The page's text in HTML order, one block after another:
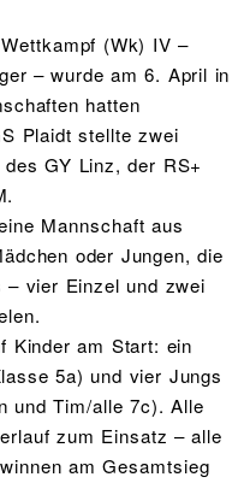
(Wk) IV –
– wurde am 6. April in
hatten
Plaidt stellte zwei
GY Linz, der RS+
Mannschaft aus
oder Jungen, die
vier Einzel und zwei
Kinder am Start: ein
5a) und vier Jungs
und Tim/alle 7c). Alle
zum Einsatz – alle
am Gesamtsieg